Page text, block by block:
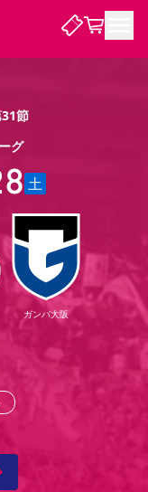
アクセス
レディース
購入方法
ビス
団体チケット
ス
マッチデープログラム
ド 公式アプリ
ンパクトレポート
り組み実績
先行入場
命名書
節
グ
土
ガンバ大阪